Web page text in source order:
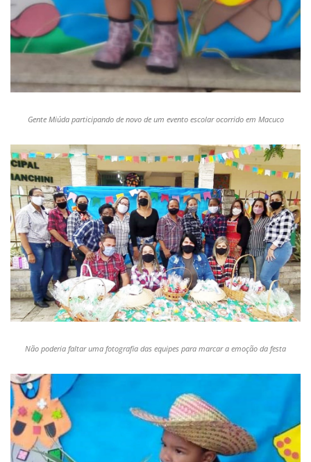
Gente Miúda participando de novo de um evento escolar ocorrido em Macuco
Não poderia faltar uma fotografia das equipes para marcar a emoção da festa